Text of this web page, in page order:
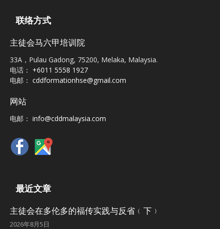
联络方式
主徒会马六甲培训院
33A，Pulau Gadong, 75200, Melaka, Malaysia.
电话： +6011 5558 1927
电邮： cddformationhse@gmail.com
网站
电邮： info@cddmalaysia.com
最近文章
主徒会在多伦多的福传实践与反省﹙下﹚
2026年8月5日